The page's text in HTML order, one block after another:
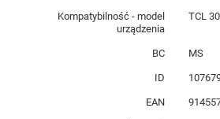
Kompatybilność - model
urządzenia
TCL 30
BC MS
ID
EAN